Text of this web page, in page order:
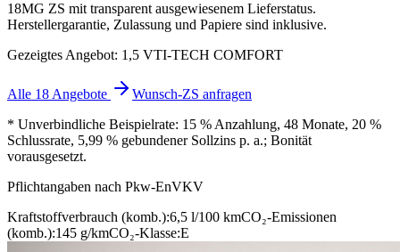
18MG ZS mit transparent ausgewiesenem Lieferstatus.
Herstellergarantie, Zulassung und Papiere sind inklusive.
Gezeigtes Angebot: 1,5 VTI-TECH COMFORT
Alle 18 Angebote
Wunsch-ZS anfragen
* Unverbindliche Beispielrate: 15 % Anzahlung, 48 Monate, 20 %
Schlussrate, 5,99 % gebundener Sollzins p. a.; Bonität
vorausgesetzt.
Pflichtangaben nach Pkw-EnVKV
Kraftstoffverbrauch (komb.):6,5 l/100 kmCO₂-Emissionen
(komb.):145 g/kmCO₂-Klasse:E